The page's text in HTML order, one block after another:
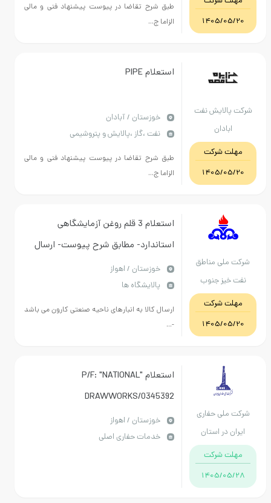
1405/05/20
طبق شرح تقاضا در پیوست پیشنهاد فنی و مالی
الزاما ج...
پالایش نفت
مهلت شرکت
1405/05/20
استعلام PIPE
خوزستان / آبادان
نفت ،گاز ،پالایش و پتروشیمی
طبق شرح تقاضا در پیوست پیشنهاد فنی و مالی
الزاما ج...
ملی مناطق
نفت خیز جنوب
مهلت شرکت
1405/05/20
استعلام 3 قلم روغن آزمایشگاهی
استاندارد- مطابق شرح پیوست- ارسال
کالا به انبارهای متقاضی بر عهده فروشنده
می باشد-
خوزستان / اهواز
پالایشگاه ها
ارسال کالا به انبارهای ناحیه صنعتی کارون می باشد
ملی حفاری
ایران در استان
خوزستان
مهلت شرکت
1405/05/28
استعلام P/F: "NATIONAL"
DRAWWORKS/0345392
خوزستان / اهواز
خدمات حفاری اصلی